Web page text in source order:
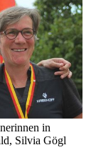
in
Silvia Gögl